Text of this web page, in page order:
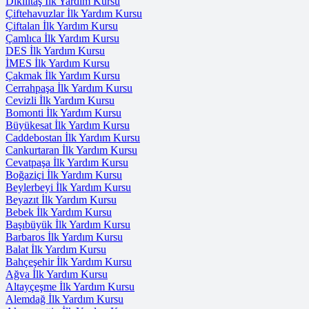
Çiftehavuzlar İlk Yardım Kursu
Çiftalan İlk Yardım Kursu
Çamlıca İlk Yardım Kursu
DES İlk Yardım Kursu
İMES İlk Yardım Kursu
Çakmak İlk Yardım Kursu
Cerrahpaşa İlk Yardım Kursu
Cevizli İlk Yardım Kursu
Bomonti İlk Yardım Kursu
Büyükesat İlk Yardım Kursu
Caddebostan İlk Yardım Kursu
Cankurtaran İlk Yardım Kursu
Cevatpaşa İlk Yardım Kursu
Boğaziçi İlk Yardım Kursu
Beylerbeyi İlk Yardım Kursu
Beyazıt İlk Yardım Kursu
Bebek İlk Yardım Kursu
Başıbüyük İlk Yardım Kursu
Barbaros İlk Yardım Kursu
Balat İlk Yardım Kursu
Bahçeşehir İlk Yardım Kursu
Ağva İlk Yardım Kursu
Altayçeşme İlk Yardım Kursu
Alemdağ İlk Yardım Kursu